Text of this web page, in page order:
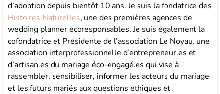
d’adoption depuis bientôt 10 ans. Je suis la fondatrice des
Histoires Naturelles, une des premières agences de
wedding planner écoresponsables. Je suis également la
cofondatrice et Présidente de l’association Le Noyau, une
association interprofessionnelle d’entrepreneur.es et
d’artisan.es du mariage éco-engagé.es qui vise à
rassembler, sensibiliser, informer les acteurs du mariage
et les futurs mariés aux questions éthiques et